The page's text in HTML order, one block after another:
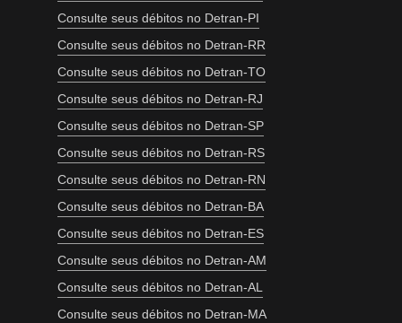
Consulte seus débitos no Detran-PI
Consulte seus débitos no Detran-RR
Consulte seus débitos no Detran-TO
Consulte seus débitos no Detran-RJ
Consulte seus débitos no Detran-SP
Consulte seus débitos no Detran-RS
Consulte seus débitos no Detran-RN
Consulte seus débitos no Detran-BA
Consulte seus débitos no Detran-ES
Consulte seus débitos no Detran-AM
Consulte seus débitos no Detran-AL
Consulte seus débitos no Detran-MA